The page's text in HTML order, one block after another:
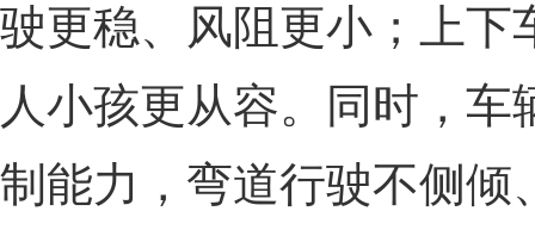
驶更稳、风阻更小；上下
人小孩更从容。同时，
制能力，弯道行驶不侧倾